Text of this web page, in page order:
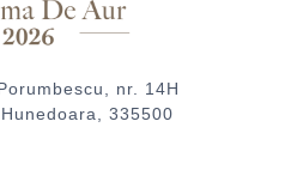
nr. 14H
335500